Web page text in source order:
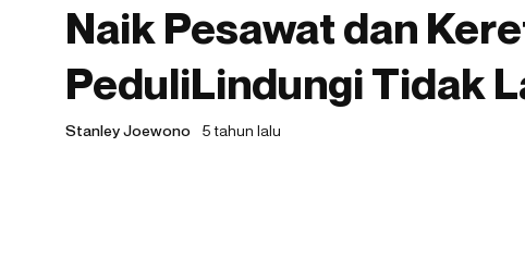
Naik Pesawat dan
PeduliLindungi Tidak
Stanley Joewono 5 tahun lalu